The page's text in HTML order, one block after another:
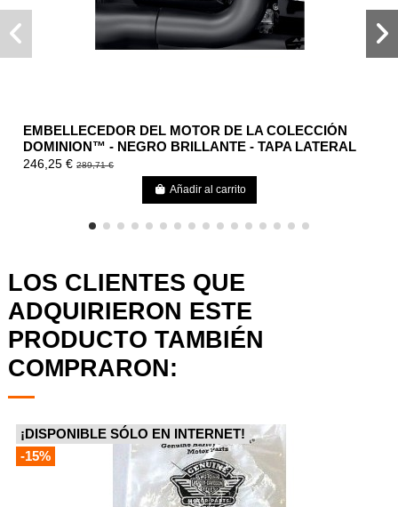
EMBELLECEDOR DEL MOTOR DE LA COLECCIÓN
DOMINION™ - NEGRO BRILLANTE - TAPA LATERAL
DE LA...
246,25 €289,71 €
Añadir al carrito
LOS CLIENTES QUE
ADQUIRIERON ESTE
PRODUCTO TAMBIÉN
COMPRARON:
¡DISPONIBLE SÓLO EN INTERNET!
-15%